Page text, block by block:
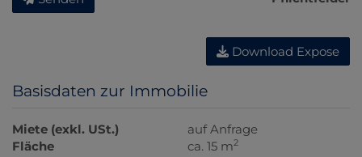
Download Expose
Basisdaten zur Immobilie
Miete (exkl. USt.)
auf Anfrage
Fläche
ca. 15 m2